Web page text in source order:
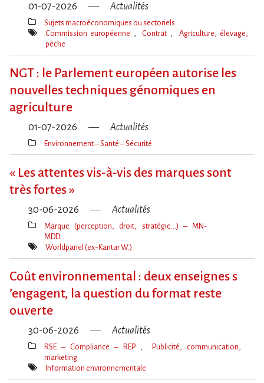
01-07-2026 Actualités
Thèmes(s)
Sujets macroéconomiques ou sectoriels
Mot(s)-
Commission européenne Contrat
Agriculture, élevage,
pêche
NGT : le Parlement européen autorise les
nouvelles techniques génomiques en
agriculture
01-07-2026 Actualités
Thèmes(s)
Environnement – Santé – Sécurité
« Les attentes vis-à-vis des marques sont
très fortes »
30-06-2026 Actualités
Thèmes(s)
Marque (perception, droit, stratégie…) – MN-
MDD…
Mot(s)-
Worldpanel (ex-Kantar W.)
Coût environnemental : deux enseignes s​
‌’engagent, la question du format reste
ouverte
30-06-2026 Actualités
Thèmes(s)
RSE – Compliance – REP
Publicité, communication,
marketing
Mot(s)-
Information environnementale